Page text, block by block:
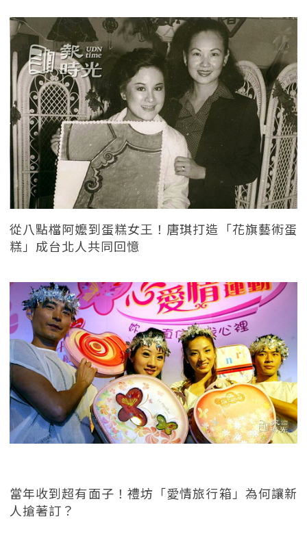
從八點檔阿嬤到蛋糕女王！唐琪打造「花旗藝術蛋
糕」成台北人共同回憶
當年收到超有面子！禮坊「愛情旅行箱」為何讓新
人搶著訂？